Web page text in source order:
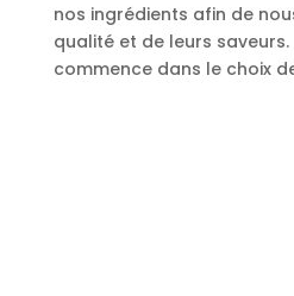
nos ingrédients afin de
qualité et de leurs saveurs.
commence dans le choix